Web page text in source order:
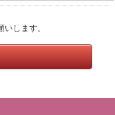
します。